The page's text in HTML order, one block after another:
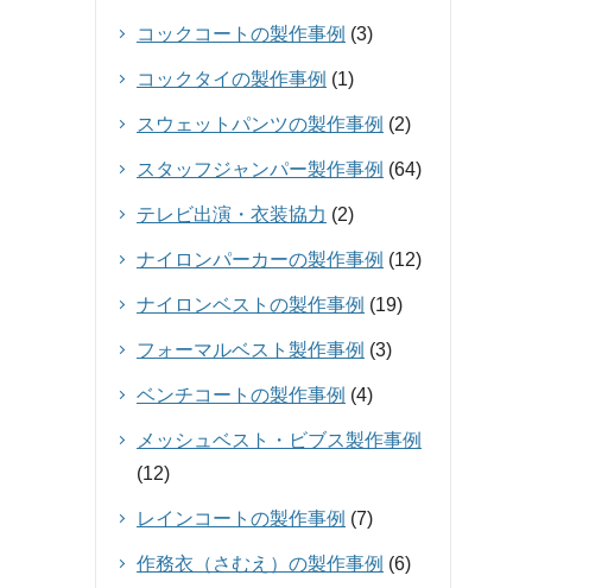
コックコートの製作事例 (3)
コックタイの製作事例 (1)
スウェットパンツの製作事例 (2)
スタッフジャンパー製作事例 (64)
テレビ出演・衣装協力 (2)
ナイロンパーカーの製作事例 (12)
ナイロンベストの製作事例 (19)
フォーマルベスト製作事例 (3)
ベンチコートの製作事例 (4)
メッシュベスト・ビブス製作事例
(12)
レインコートの製作事例 (7)
作務衣（さむえ）の製作事例 (6)